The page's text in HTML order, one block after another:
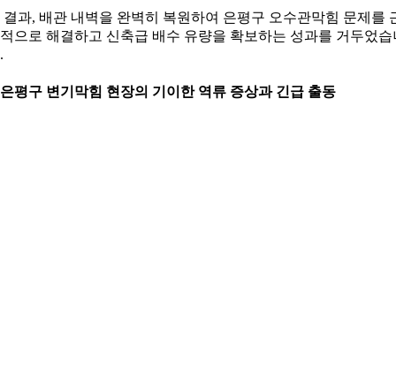
결과, 배관 내벽을 완벽히 복원하여 은평구 오수관막힘 문제를
으로 해결하고 신축급 배수 유량을 확보하는 성과를 거두었습
평구 변기막힘 현장의 기이한 역류 증상과 긴급 출동